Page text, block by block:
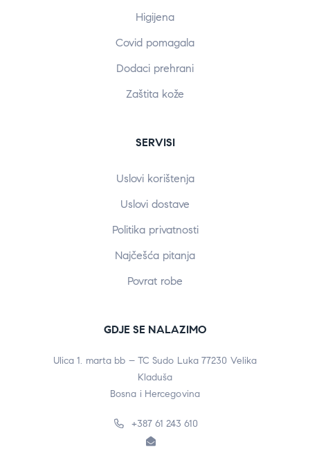
Higijena
Covid pomagala
Dodaci prehrani
Zaštita kože
SERVISI
Uslovi korištenja
Uslovi dostave
Politika privatnosti
Najčešća pitanja
Povrat robe
GDJE SE NALAZIMO
Ulica 1. marta bb – TC Sudo Luka 77230 Velika
Kladuša
Bosna i Hercegovina
+387 61 243 610